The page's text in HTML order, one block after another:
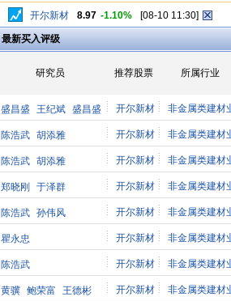
开尔新材 8.97 -1.10% [08-10 11:30]
最新买入评级
研究员 推荐股票 所属行业
盛昌盛 王纪斌 盛昌盛 开尔新材 非金属类建材
陈浩武 胡添雅 开尔新材 非金属类建材
陈浩武 胡添雅 开尔新材 非金属类建材
郑晓刚 于泽群 开尔新材 非金属类建材
陈浩武 孙伟风 开尔新材 非金属类建材
瞿永忠 开尔新材 非金属类建材
陈浩武 开尔新材 非金属类建材
黄骥 鲍荣富 王德彬 开尔新材 非金属类建材